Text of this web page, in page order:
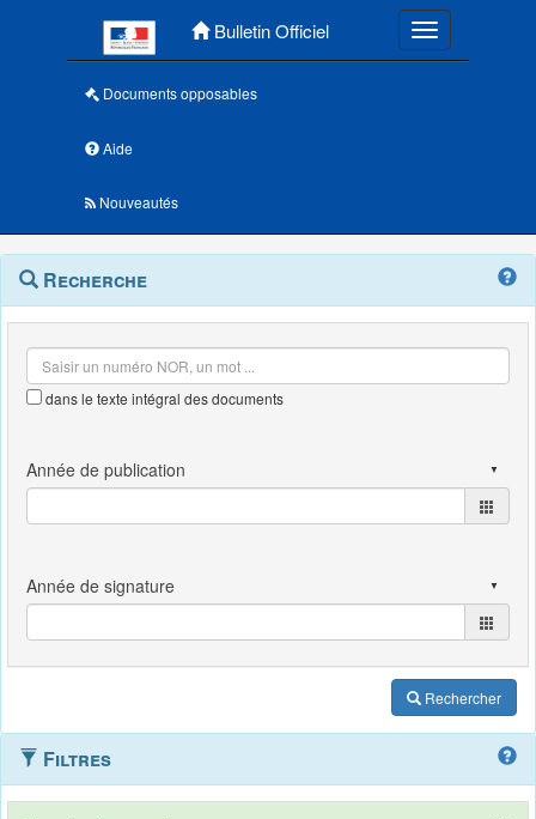
Bulletin Officiel Toggle
Documents opposables
Aide
Nouveautés
Navigation
outils
Menu
contextuel
Recherche
dans le texte intégral des documents
Rechercher
Filtres